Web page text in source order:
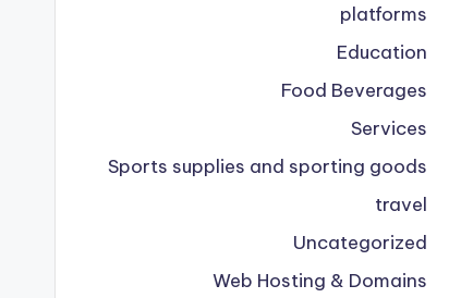
platforms
Education
Food Beverages
Services
Sports supplies and sporting goods
travel
Uncategorized
Web Hosting & Domains